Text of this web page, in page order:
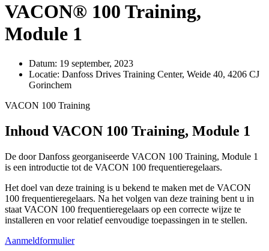
VACON® 100 Training,
Module 1
Datum: 19 september, 2023
Locatie: Danfoss Drives Training Center, Weide 40, 4206 CJ
Gorinchem
VACON 100 Training
Inhoud VACON 100 Training, Module 1
De door Danfoss georganiseerde VACON 100 Training, Module 1
is een introductie tot de VACON 100 frequentieregelaars.
Het doel van deze training is u bekend te maken met de VACON
100 frequentieregelaars. Na het volgen van deze training bent u in
staat VACON 100 frequentieregelaars op een correcte wijze te
installeren en voor relatief eenvoudige toepassingen in te stellen.
Aanmeldformulier